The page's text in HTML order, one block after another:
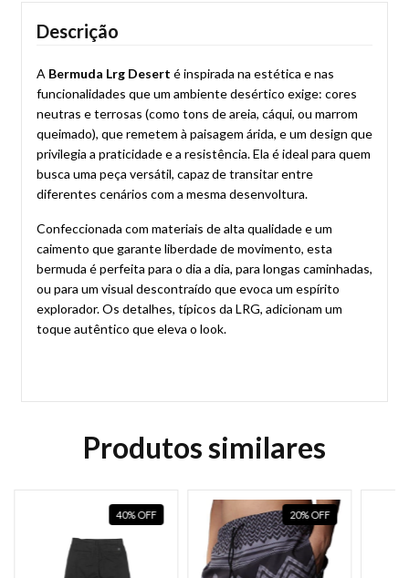
Descrição
A Bermuda Lrg Desert é inspirada na estética e nas
funcionalidades que um ambiente desértico exige: cores
neutras e terrosas (como tons de areia, cáqui, ou marrom
queimado), que remetem à paisagem árida, e um design que
privilegia a praticidade e a resistência. Ela é ideal para quem
busca uma peça versátil, capaz de transitar entre
diferentes cenários com a mesma desenvoltura.
Confeccionada com materiais de alta qualidade e um
caimento que garante liberdade de movimento, esta
bermuda é perfeita para o dia a dia, para longas caminhadas,
ou para um visual descontraído que evoca um espírito
explorador. Os detalhes, típicos da LRG, adicionam um
toque autêntico que eleva o look.
Produtos similares
40%OFF 20%OFF